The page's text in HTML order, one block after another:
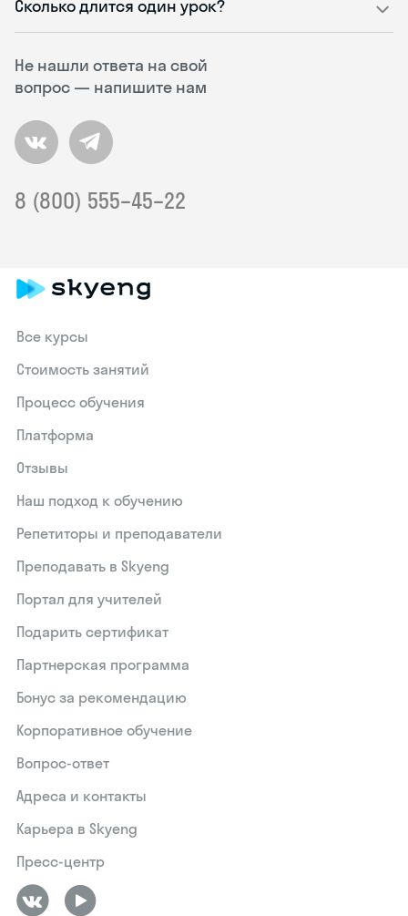
Не нашли ответа на свой
вопрос — напишите нам
8 (800) 555–45–22
Сколько длится один урок?
Все курсы
Стоимость занятий
Процесс обучения
Платформа
Отзывы
Наш подход к обучению
Репетиторы и преподаватели
Преподавать в Skyeng
Портал для учителей
Подарить сертификат
Партнерская программа
Бонус за рекомендацию
Корпоративное обучение
Вопрос-ответ
Адреса и контакты
Карьера в Skyeng
Пресс-центр